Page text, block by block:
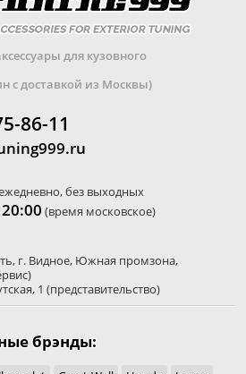
для кузовного
с доставкой из Москвы)
86-11
без выходных
(время московское)
, г. Видное, Южная промзона,
1 (представительство)
брэнды: